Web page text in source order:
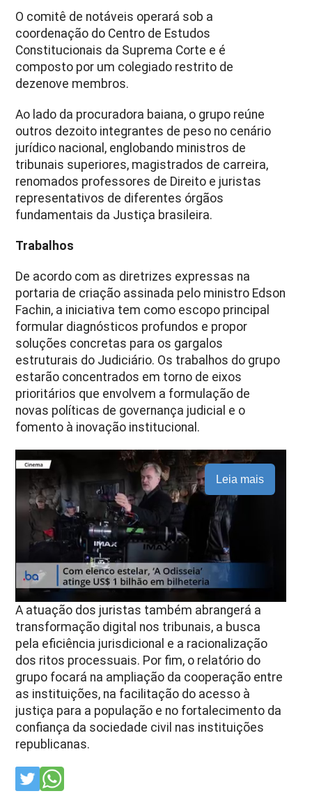
O comitê de notáveis operará sob a
coordenação do Centro de Estudos
Constitucionais da Suprema Corte e é
composto por um colegiado restrito de
dezenove membros.
Ao lado da procuradora baiana, o grupo reúne
outros dezoito integrantes de peso no cenário
jurídico nacional, englobando ministros de
tribunais superiores, magistrados de carreira,
renomados professores de Direito e juristas
representativos de diferentes órgãos
fundamentais da Justiça brasileira.
Trabalhos
De acordo com as diretrizes expressas na
portaria de criação assinada pelo ministro Edson
Fachin, a iniciativa tem como escopo principal
formular diagnósticos profundos e propor
soluções concretas para os gargalos
estruturais do Judiciário. Os trabalhos do grupo
estarão concentrados em torno de eixos
prioritários que envolvem a formulação de
novas políticas de governança judicial e o
fomento à inovação institucional.
Leia mais
A atuação dos juristas também abrangerá a
transformação digital nos tribunais, a busca
pela eficiência jurisdicional e a racionalização
dos ritos processuais. Por fim, o relatório do
grupo focará na ampliação da cooperação entre
as instituições, na facilitação do acesso à
justiça para a população e no fortalecimento da
confiança da sociedade civil nas instituições
republicanas.